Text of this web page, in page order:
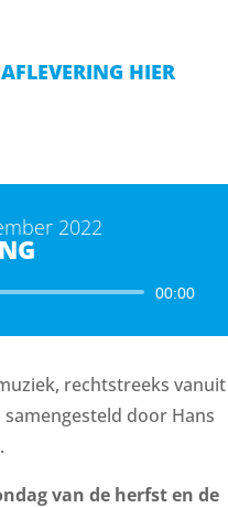
HIER
2022
00:00
rechtstreeks vanuit
door Hans
van de herfst en de